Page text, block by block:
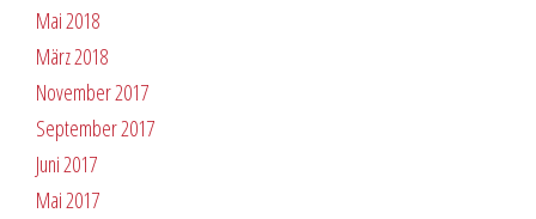
Mai 2018
März 2018
November 2017
September 2017
Juni 2017
Mai 2017